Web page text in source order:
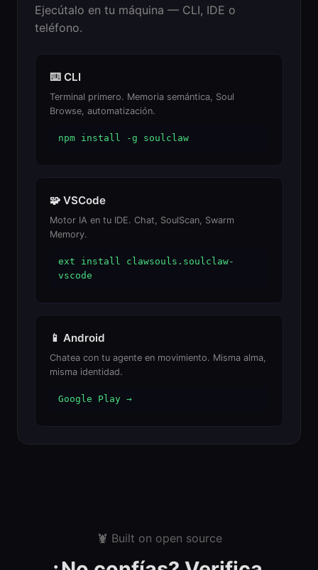
Ejecútalo en tu máquina — CLI, IDE o
teléfono.
⌨️ CLI
Terminal primero. Memoria semántica, Soul
Browse, automatización.
npm install -g soulclaw
🧩 VSCode
Motor IA en tu IDE. Chat, SoulScan, Swarm
Memory.
ext install clawsouls.soulclaw-
vscode
📱 Android
Chatea con tu agente en movimiento. Misma alma,
misma identidad.
Google Play →
🦞 Built on open source